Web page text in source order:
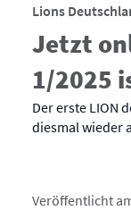
Lions
Jetzt
1/2025
Der erste LION
diesmal wieder
Veröffentlicht